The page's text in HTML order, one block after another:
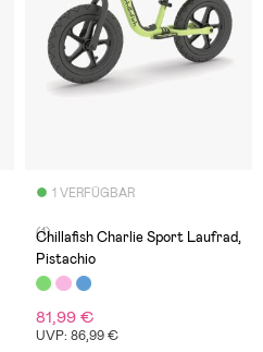
1 VERFÜGBAR
(1)
Chillafish Charlie Sport Laufrad,
Pistachio
81,99 €
UVP: 86,99 €